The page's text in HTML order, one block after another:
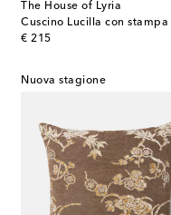
The House of Lyria
€ 215
original price
Nuova stagione